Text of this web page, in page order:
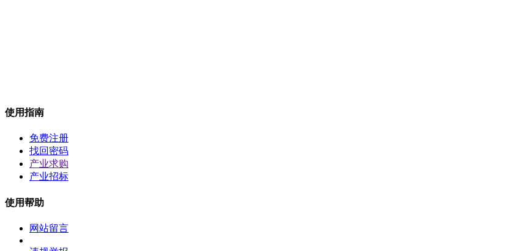
使用指南
免费注册
找回密码
产业求购
产业招标
使用帮助
网站留言